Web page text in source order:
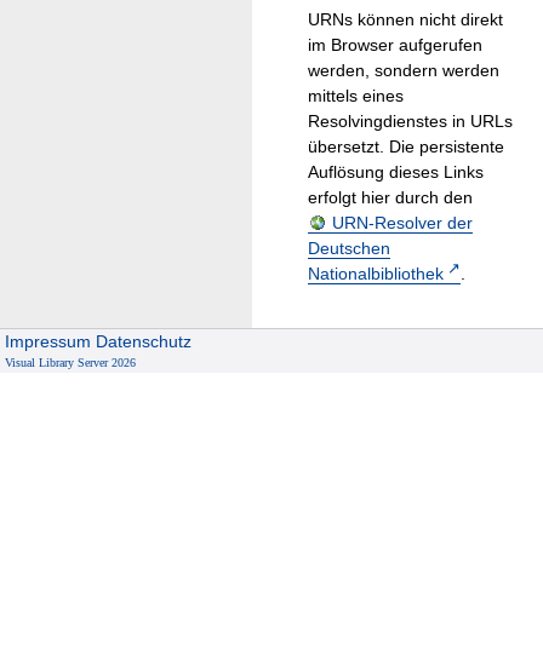
URNs können nicht direkt
im Browser aufgerufen
werden, sondern werden
mittels eines
Resolvingdienstes in URLs
übersetzt. Die persistente
Auflösung dieses Links
erfolgt hier durch den
URN-Resolver der
Deutschen
Nationalbibliothek
.
Impressum Datenschutz
Visual Library Server 2026